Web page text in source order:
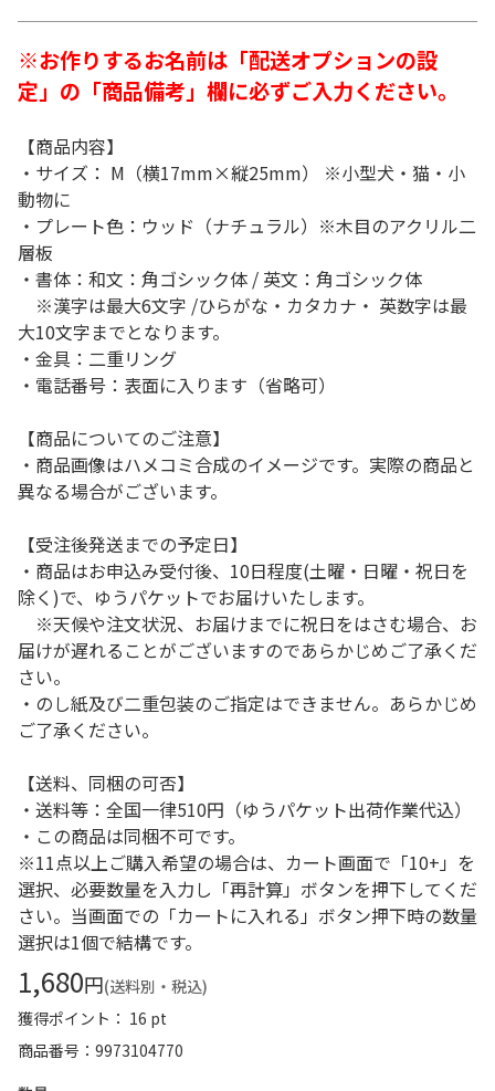
※お作りするお名前は「配送オプションの設
定」の「商品備考」欄に必ずご入力ください。
【商品内容】
・サイズ： M（横17mm×縦25mm） ※小型犬・猫・小
動物に
・プレート色：ウッド（ナチュラル）※木目のアクリル二
層板
・書体：和文：角ゴシック体 / 英文：角ゴシック体
※漢字は最大6文字 /ひらがな・カタカナ・ 英数字は最
大10文字までとなります。
・金具：二重リング
・電話番号：表面に入ります（省略可）
【商品についてのご注意】
・商品画像はハメコミ合成のイメージです。実際の商品と
異なる場合がございます。
【受注後発送までの予定日】
・商品はお申込み受付後、10日程度(土曜・日曜・祝日を
除く)で、ゆうパケットでお届けいたします。
※天候や注文状況、お届けまでに祝日をはさむ場合、お
届けが遅れることがございますのであらかじめご了承くだ
さい。
・のし紙及び二重包装のご指定はできません。あらかじめ
ご了承ください。
【送料、同梱の可否】
・送料等：全国一律510円（ゆうパケット出荷作業代込）
・この商品は同梱不可です。
※11点以上ご購入希望の場合は、カート画面で「10+」を
選択、必要数量を入力し「再計算」ボタンを押下してくだ
さい。当画面での「カートに入れる」ボタン押下時の数量
選択は1個で結構です。
1,680円(送料別・税込)
獲得ポイント： 16 pt
商品番号
9973104770